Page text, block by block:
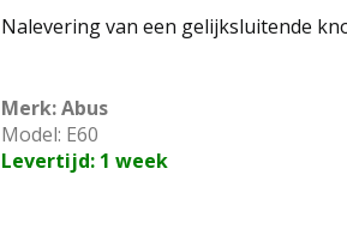
Nalevering van een gelijksluitende
Merk: Abus
Model: E60
Levertijd: 1 week